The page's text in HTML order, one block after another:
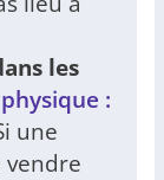
les
:
une